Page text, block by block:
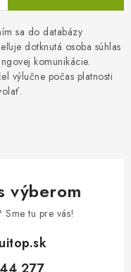
sa do databázy
dotknutá osoba súhlas
komunikácie.
výlučne počas platnosti
výberom
tu pre vás!
277